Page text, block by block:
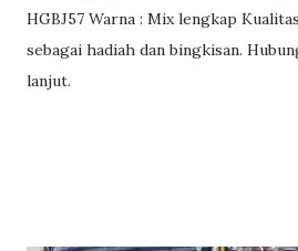
HGBJ57 Warna : Mix lengkap
sebagai hadiah dan bingkisan.
lanjut.